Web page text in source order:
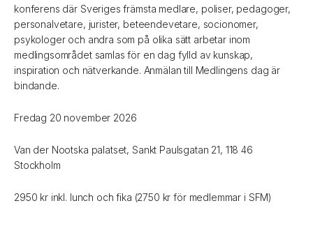
konferens där Sveriges främsta medlare, poliser, pedagoger,
personalvetare, jurister, beteendevetare, socionomer,
psykologer och andra som på olika sätt arbetar inom
medlingsområdet samlas för en dag fylld av kunskap,
inspiration och nätverkande. Anmälan till Medlingens dag är
bindande.
Fredag 20 november 2026
Van der Nootska palatset, Sankt Paulsgatan 21, 118 46
Stockholm
2950 kr inkl. lunch och fika (2750 kr för medlemmar i SFM)